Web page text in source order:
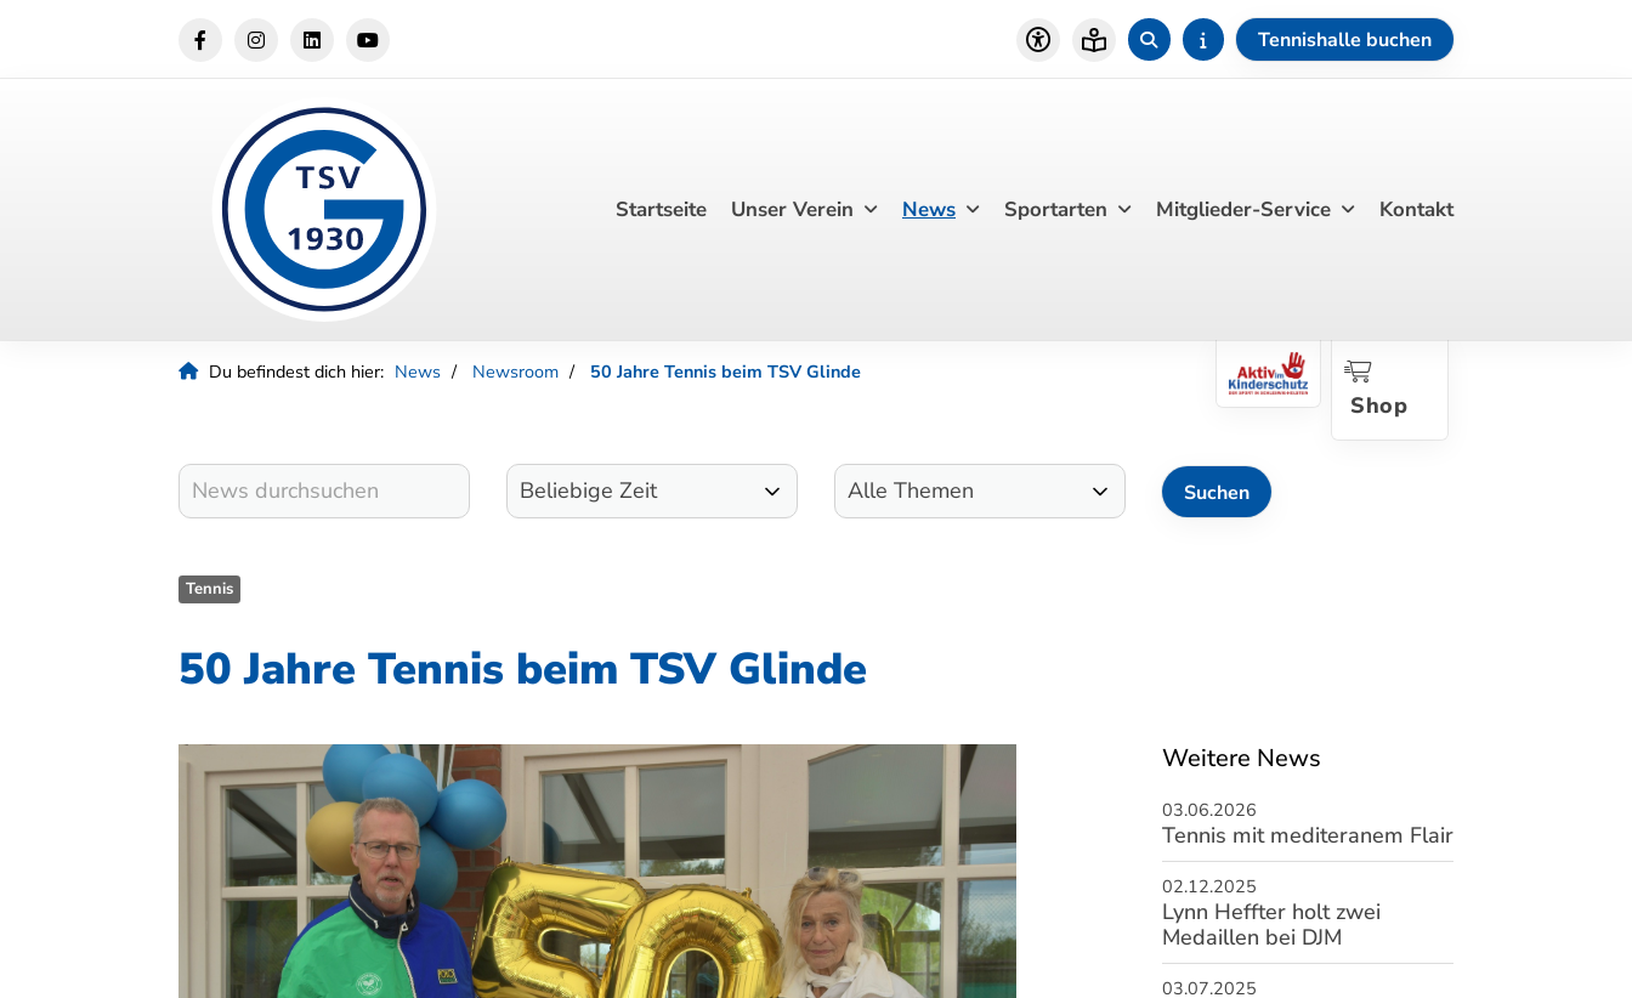
Tennishalle buchen
Startseite Unser Verein News Sportarten Mitglieder-Service Kontakt
Shop
Du befindest dich hier: News Newsroom 50 Jahre Tennis beim TSV Glinde
Tennis
50 Jahre Tennis beim TSV Glinde
Weitere News
03.06.2026
Tennis mit mediteranem Flair
02.12.2025
Lynn Heffter holt zwei
Medaillen bei DJM
03.07.2025